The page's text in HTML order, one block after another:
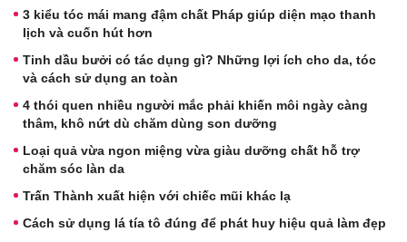
3 kiểu tóc mái mang đậm chất Pháp giúp diện mạo thanh
lịch và cuốn hút hơn
Tinh dầu bưởi có tác dụng gì? Những lợi ích cho da, tóc
và cách sử dụng an toàn
4 thói quen nhiều người mắc phải khiến môi ngày càng
thâm, khô nứt dù chăm dùng son dưỡng
Loại quả vừa ngon miệng vừa giàu dưỡng chất hỗ trợ
chăm sóc làn da
Trấn Thành xuất hiện với chiếc mũi khác lạ
Cách sử dụng lá tía tô đúng để phát huy hiệu quả làm đẹp